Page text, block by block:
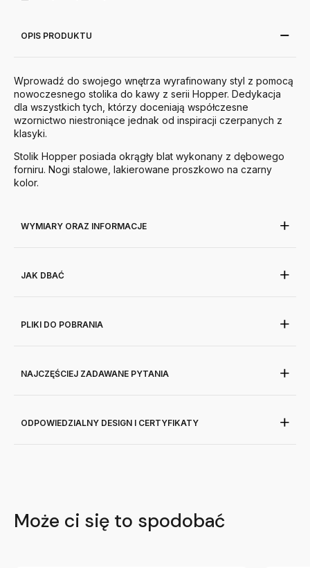
OPIS PRODUKTU
Wprowadź do swojego wnętrza wyrafinowany styl z pomocą
nowoczesnego stolika do kawy z serii Hopper. Dedykacja
dla wszystkich tych, którzy doceniają współczesne
wzornictwo niestroniące jednak od inspiracji czerpanych z
klasyki.
Stolik Hopper posiada okrągły blat wykonany z dębowego
forniru. Nogi stalowe, lakierowane proszkowo na czarny
kolor.
WYMIARY ORAZ INFORMACJE
JAK DBAĆ
PLIKI DO POBRANIA
NAJCZĘŚCIEJ ZADAWANE PYTANIA
ODPOWIEDZIALNY DESIGN I CERTYFIKATY
Może ci się to spodobać